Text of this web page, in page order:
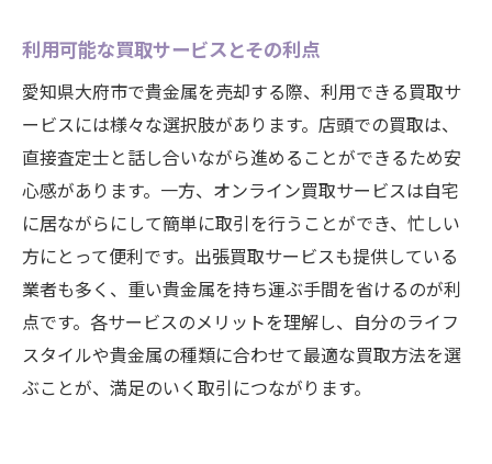
地域コミュニティを巻き込んだプロジェク
ト
利用可能な買取サービスとその利点
愛知県大府市で貴金属を売却する際、利用できる買取サ
ービスには様々な選択肢があります。店頭での買取は、
直接査定士と話し合いながら進めることができるため安
心感があります。一方、オンライン買取サービスは自宅
に居ながらにして簡単に取引を行うことができ、忙しい
方にとって便利です。出張買取サービスも提供している
業者も多く、重い貴金属を持ち運ぶ手間を省けるのが利
点です。各サービスのメリットを理解し、自分のライフ
スタイルや貴金属の種類に合わせて最適な買取方法を選
ぶことが、満足のいく取引につながります。